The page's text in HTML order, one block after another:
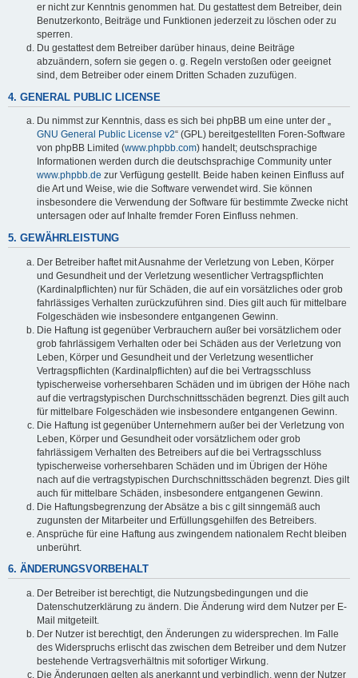
er nicht zur Kenntnis genommen hat. Du gestattest dem Betreiber, dein
Benutzerkonto, Beiträge und Funktionen jederzeit zu löschen oder zu
sperren.
Du gestattest dem Betreiber darüber hinaus, deine Beiträge
abzuändern, sofern sie gegen o. g. Regeln verstoßen oder geeignet
sind, dem Betreiber oder einem Dritten Schaden zuzufügen.
4. GENERAL PUBLIC LICENSE
Du nimmst zur Kenntnis, dass es sich bei phpBB um eine unter der „
GNU General Public License v2“ (GPL) bereitgestellten Foren-Software
von phpBB Limited (www.phpbb.com) handelt; deutschsprachige
Informationen werden durch die deutschsprachige Community unter
www.phpbb.de zur Verfügung gestellt. Beide haben keinen Einfluss auf
die Art und Weise, wie die Software verwendet wird. Sie können
insbesondere die Verwendung der Software für bestimmte Zwecke nicht
untersagen oder auf Inhalte fremder Foren Einfluss nehmen.
5. GEWÄHRLEISTUNG
Der Betreiber haftet mit Ausnahme der Verletzung von Leben, Körper
und Gesundheit und der Verletzung wesentlicher Vertragspflichten
(Kardinalpflichten) nur für Schäden, die auf ein vorsätzliches oder grob
fahrlässiges Verhalten zurückzuführen sind. Dies gilt auch für mittelbare
Folgeschäden wie insbesondere entgangenen Gewinn.
Die Haftung ist gegenüber Verbrauchern außer bei vorsätzlichem oder
grob fahrlässigem Verhalten oder bei Schäden aus der Verletzung von
Leben, Körper und Gesundheit und der Verletzung wesentlicher
Vertragspflichten (Kardinalpflichten) auf die bei Vertragsschluss
typischerweise vorhersehbaren Schäden und im übrigen der Höhe nach
auf die vertragstypischen Durchschnittsschäden begrenzt. Dies gilt auch
für mittelbare Folgeschäden wie insbesondere entgangenen Gewinn.
Die Haftung ist gegenüber Unternehmern außer bei der Verletzung von
Leben, Körper und Gesundheit oder vorsätzlichem oder grob
fahrlässigem Verhalten des Betreibers auf die bei Vertragsschluss
typischerweise vorhersehbaren Schäden und im Übrigen der Höhe
nach auf die vertragstypischen Durchschnittsschäden begrenzt. Dies gilt
auch für mittelbare Schäden, insbesondere entgangenen Gewinn.
Die Haftungsbegrenzung der Absätze a bis c gilt sinngemäß auch
zugunsten der Mitarbeiter und Erfüllungsgehilfen des Betreibers.
Ansprüche für eine Haftung aus zwingendem nationalem Recht bleiben
unberührt.
6. ÄNDERUNGSVORBEHALT
Der Betreiber ist berechtigt, die Nutzungsbedingungen und die
Datenschutzerklärung zu ändern. Die Änderung wird dem Nutzer per E-
Mail mitgeteilt.
Der Nutzer ist berechtigt, den Änderungen zu widersprechen. Im Falle
des Widerspruchs erlischt das zwischen dem Betreiber und dem Nutzer
bestehende Vertragsverhältnis mit sofortiger Wirkung.
Die Änderungen gelten als anerkannt und verbindlich, wenn der Nutzer